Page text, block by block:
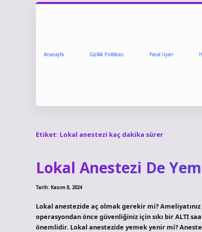
Anasayfa Gizlilik Politikası Yasal Uyarı
Etiket: Lokal anestezi kaç dakika sürer
Lokal Anestezi De
Tarih: Kasım 8, 2024
Lokal anestezide aç olmak gerekir mi?
operasyondan önce güvenliğiniz için sıkı bir ALTI
önemlidir. Lokal anestezide yemek yenir mi?